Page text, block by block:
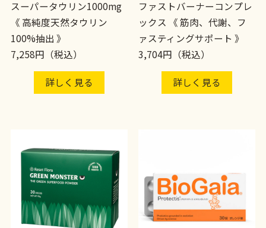
スーパータウリン1000mg
《 高純度天然タウリン
100%抽出 》
7,258円（税込）
詳しく見る
ファストバーナーコンプレ
ックス 《 筋肉、代謝、フ
ァスティングサポート 》
3,704円（税込）
詳しく見る